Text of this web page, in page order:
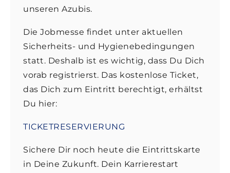
unseren Azubis.
Die Jobmesse findet unter aktuellen
Sicherheits- und Hygienebedingungen
statt. Deshalb ist es wichtig, dass Du Dich
vorab registrierst. Das kostenlose Ticket,
das Dich zum Eintritt berechtigt, erhältst
Du hier:
TICKETRESERVIERUNG
Sichere Dir noch heute die Eintrittskarte
in Deine Zukunft. Dein Karrierestart